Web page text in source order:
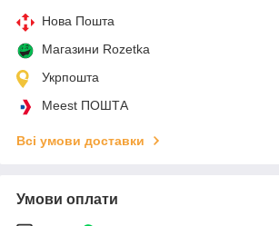
Нова Пошта
Магазини Rozetka
Укрпошта
Meest ПОШТА
Всі умови доставки
Умови оплати